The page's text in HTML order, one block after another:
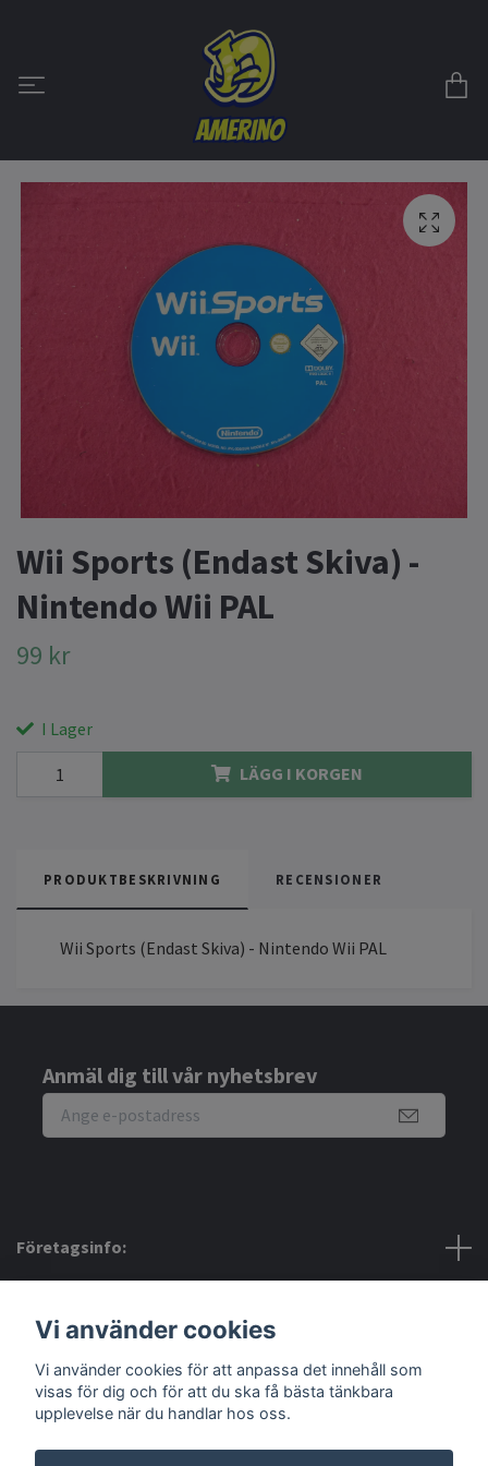
Wii Sports (Endast Skiva) -
Nintendo Wii PAL
99 kr
I Lager
LÄGG I KORGEN
PRODUKTBESKRIVNING RECENSIONER
Wii Sports (Endast Skiva) - Nintendo Wii PAL
Anmäl dig till vår nyhetsbrev
Företagsinfo:
Sociala medier
Vi använder cookies
Vi använder cookies för att anpassa det innehåll som
visas för dig och för att du ska få bästa tänkbara
upplevelse när du handlar hos oss.